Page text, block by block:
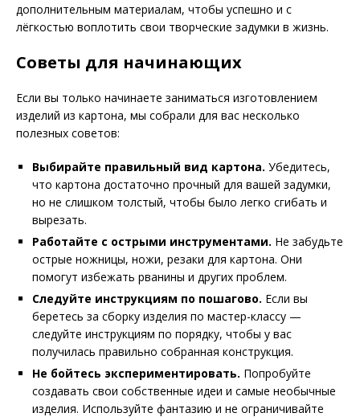
дополнительным материалам, чтобы успешно и с
лёгкостью воплотить свои творческие задумки в жизнь.
Советы для начинающих
Если вы только начинаете заниматься изготовлением
изделий из картона, мы собрали для вас несколько
полезных советов:
Выбирайте правильный вид картона. Убедитесь,
что картона достаточно прочный для вашей задумки,
но не слишком толстый, чтобы было легко сгибать и
вырезать.
Работайте с острыми инструментами. Не забудьте
острые ножницы, ножи, резаки для картона. Они
помогут избежать рванины и других проблем.
Следуйте инструкциям по пошагово. Если вы
беретесь за сборку изделия по мастер-классу —
следуйте инструкциям по порядку, чтобы у вас
получилась правильно собранная конструкция.
Не бойтесь экспериментировать. Попробуйте
создавать свои собственные идеи и самые необычные
изделия. Используйте фантазию и не ограничивайте